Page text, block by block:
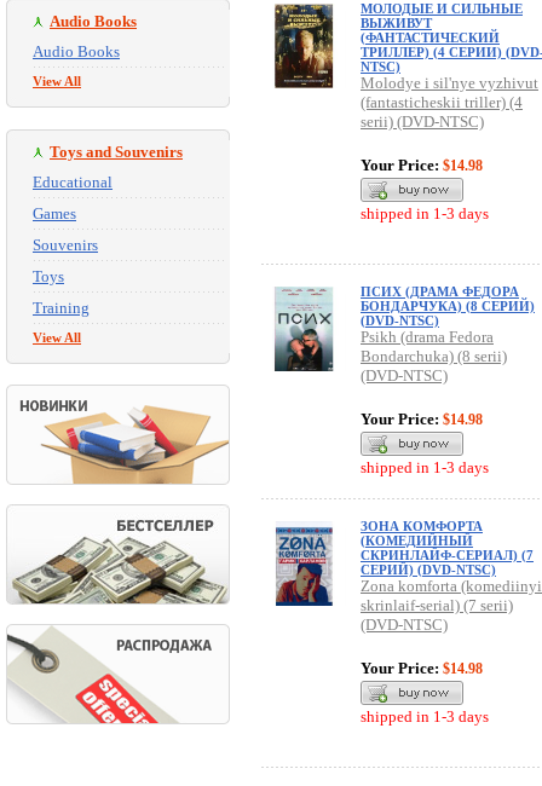
Audio Books
Audio Books
View All
Toys and Souvenirs
Educational
Games
Souvenirs
Toys
Training
View All
МОЛОДЫЕ И СИЛЬНЫЕ
ВЫЖИВУТ
(ФАНТАСТИЧЕСКИЙ
ТРИЛЛЕР) (4 СЕРИИ)
NTSC)
Molodye i sil'nye vyzhivut
(fantasticheskii triller) (4
serii) (DVD-NTSC)
Your Price: $14.98
shipped in 1-3 days
ПСИХ (ДРАМА ФЕДОРА
БОНДАРЧУКА) (8 СЕРИЙ)
(DVD-NTSC)
Psikh (drama Fedora
Bondarchuka) (8 serii)
(DVD-NTSC)
Your Price: $14.98
shipped in 1-3 days
ЗОНА КОМФОРТА
(КОМЕДИЙНЫЙ
СКРИНЛАЙФ-СЕРИАЛ) (7
СЕРИЙ) (DVD-NTSC)
Zona komforta (komediinyi
skrinlaif-serial) (7 serii)
(DVD-NTSC)
Your Price: $14.98
shipped in 1-3 days